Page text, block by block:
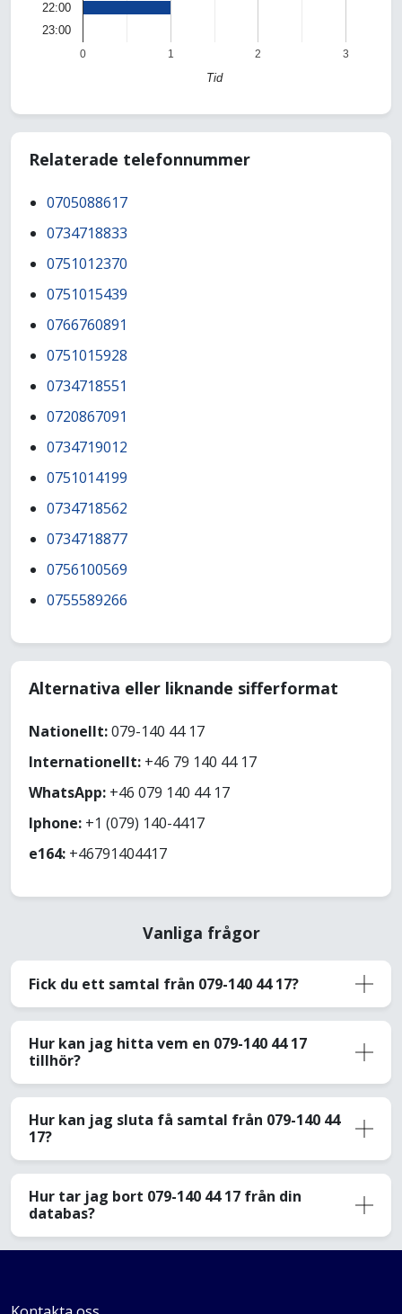
0 1 2 3
22:00
23:00
Tid
Relaterade telefonnummer
0705088617
0734718833
0751012370
0751015439
0766760891
0751015928
0734718551
0720867091
0734719012
0751014199
0734718562
0734718877
0756100569
0755589266
Alternativa eller liknande sifferformat
Nationellt:079-140 44 17
Internationellt: +46 79 140 44 17
WhatsApp: +46 079 140 44 17
Iphone: +1 (079) 140-4417
e164: +46791404417
Vanliga frågor
Fick du ett samtal från 079-140 44 17?
Hur kan jag hitta vem en 079-140 44 17
tillhör?
Hur kan jag sluta få samtal från 079-140 44
17?
Hur tar jag bort 079-140 44 17 från din
databas?